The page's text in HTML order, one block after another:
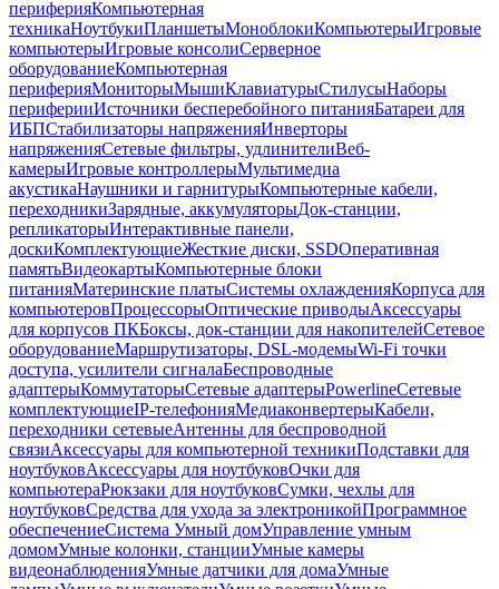
периферияКомпьютерная
техникаНоутбукиПланшетыМоноблокиКомпьютерыИгровые
компьютерыИгровые консолиСерверное
оборудованиеКомпьютерная
периферияМониторыМышиКлавиатурыСтилусыНаборы
периферииИсточники бесперебойного питанияБатареи для
ИБПСтабилизаторы напряженияИнверторы
напряженияСетевые фильтры, удлинителиВеб-
камерыИгровые контроллерыМультимедиа
акустикаНаушники и гарнитурыКомпьютерные кабели,
переходникиЗарядные, аккумуляторыДок-станции,
репликаторыИнтерактивные панели,
доскиКомплектующиеЖесткие диски, SSDОперативная
памятьВидеокартыКомпьютерные блоки
питанияМатеринские платыСистемы охлажденияКорпуса для
компьютеровПроцессорыОптические приводыАксессуары
для корпусов ПКБоксы, док-станции для накопителейСетевое
оборудованиеМаршрутизаторы, DSL-модемыWi-Fi точки
доступа, усилители сигналаБеспроводные
адаптерыКоммутаторыСетевые адаптерыPowerlineСетевые
комплектующиеIP-телефонияМедиаконвертерыКабели,
переходники сетевыеАнтенны для беспроводной
связиАксессуары для компьютерной техникиПодставки для
ноутбуковАксессуары для ноутбуковОчки для
компьютераРюкзаки для ноутбуковСумки, чехлы для
ноутбуковСредства для ухода за электроникойПрограммное
обеспечениеСистема Умный домУправление умным
домомУмные колонки, станцииУмные камеры
видеонаблюденияУмные датчики для домаУмные